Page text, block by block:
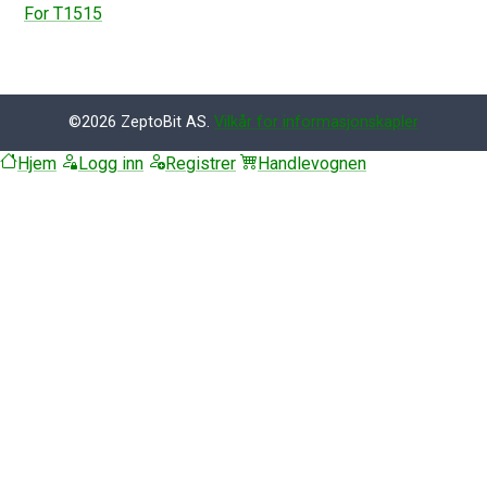
For T1515
©2026 ZeptoBit AS. Vilkår for informasjonskapler
Hjem Logg inn Registrer Handlevognen